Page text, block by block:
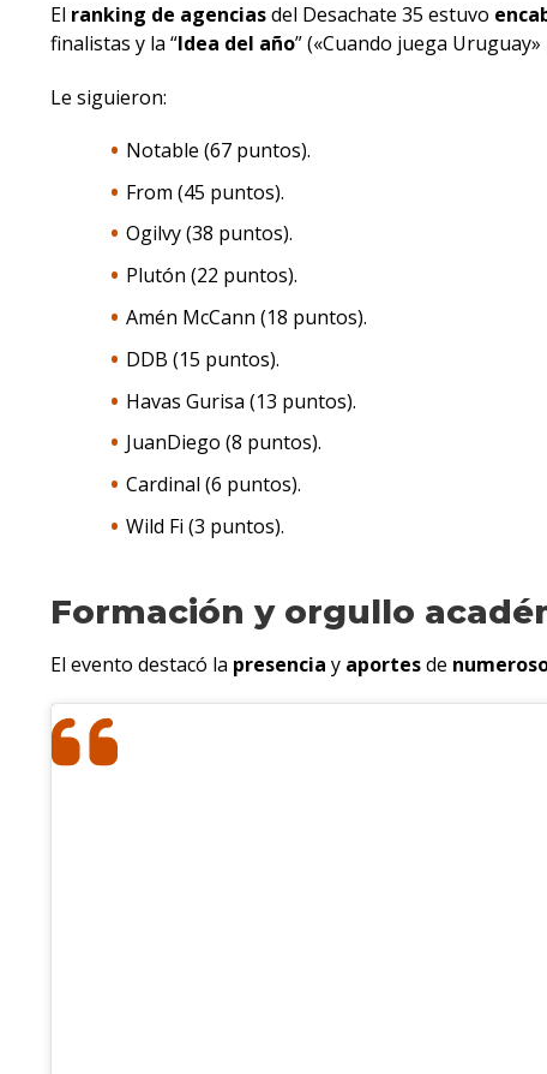
El ranking de agenciasdel Desachate 35 estuvo
finalistas y la “Idea del año” («Cuando juega Uruguay»
Le siguieron:
Notable (67 puntos).
From (45 puntos).
Ogilvy (38 puntos).
Plutón (22 puntos).
Amén McCann (18 puntos).
DDB (15 puntos).
Havas Gurisa (13 puntos).
JuanDiego (8 puntos).
Cardinal (6 puntos).
Wild Fi (3 puntos).
Formación y orgullo
El evento destacó la presencia y aportesde